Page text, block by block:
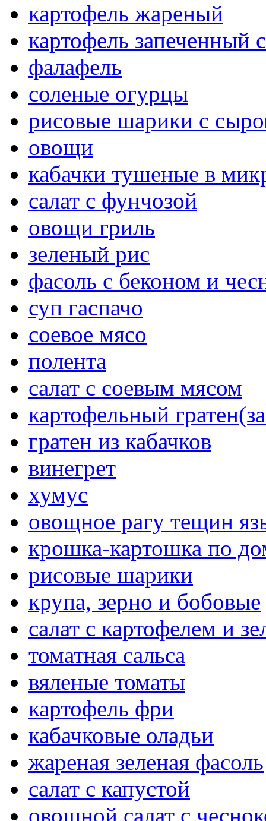
картофель жареный
картофель запеченный
фалафель
соленые огурцы
рисовые шарики с
овощи
кабачки тушеные в
салат с фунчозой
овощи гриль
зеленый рис
фасоль с беконом и
суп гаспачо
соевое мясо
полента
салат с соевым мясом
картофельный
гратен из кабачков
винегрет
хумус
овощное рагу тещин
крошка-картошка по
рисовые шарики
крупа, зерно и бобовые
салат с картофелем и
томатная сальса
вяленые томаты
картофель фри
кабачковые оладьи
жареная зеленая фасоль
салат с капустой
овощной салат с